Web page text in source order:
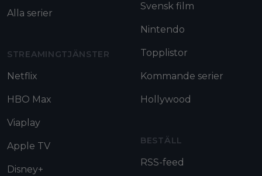
Alla serier
STREAMINGTJÄNSTER
Netflix
HBO Max
Viaplay
Apple TV
Disney+
Svensk film
Nintendo
Topplistor
Kommande serier
Hollywood
BESTÄLL
RSS-feed